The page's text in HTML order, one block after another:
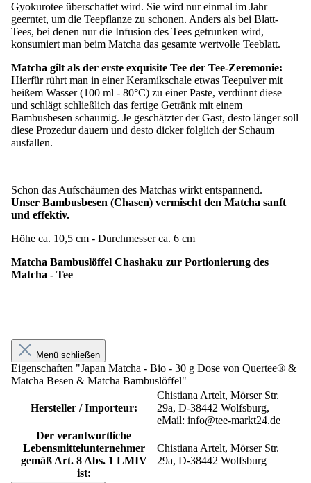
Gyokurotee überschattet wird. Sie wird nur einmal im Jahr
geerntet, um die Teepflanze zu schonen. Anders als bei Blatt-
Tees, bei denen nur die Infusion des Tees getrunken wird,
konsumiert man beim Matcha das gesamte wertvolle Teeblatt.
Matcha gilt als der erste exquisite Tee der Tee-Zeremonie:
Hierfür rührt man in einer Keramikschale etwas Teepulver mit
heißem Wasser (100 ml - 80°C) zu einer Paste, verdünnt diese
und schlägt schließlich das fertige Getränk mit einem
Bambusbesen schaumig. Je geschätzter der Gast, desto länger soll
diese Prozedur dauern und desto dicker folglich der Schaum
ausfallen.
Schon das Aufschäumen des Matchas wirkt entspannend.
Unser Bambusbesen (Chasen) vermischt den Matcha sanft
und effektiv.
Höhe ca. 10,5 cm - Durchmesser ca. 6 cm
Matcha Bambuslöffel Chashaku zur Portionierung des
Matcha - Tee
Menü schließen
Eigenschaften "Japan Matcha - Bio - 30 g Dose von Quertee® &
Matcha Besen & Matcha Bambuslöffel"
Hersteller / Importeur:
Chistiana Artelt, Mörser Str.
29a, D-38442 Wolfsburg,
eMail: info@tee-markt24.de
Der verantwortliche
Lebensmittelunternehmer
gemäß Art. 8 Abs. 1 LMIV
ist:
Chistiana Artelt, Mörser Str.
29a, D-38442 Wolfsburg